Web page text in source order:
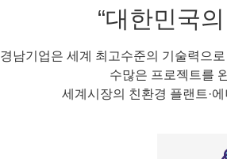
“대한민국
경남기업은 세계 최고수준의 기술력으
수많은 프로젝트를
세계시장의 친환경 플랜트·